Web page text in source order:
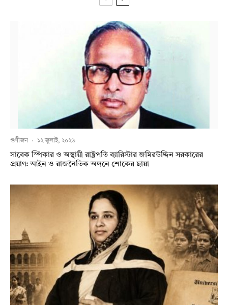
গুণীজন · ১২ জুলাই, ২০২৬
সাবেক স্পিকার ও অস্থায়ী রাষ্ট্রপতি ব্যারিস্টার জমিরউদ্দিন সরকারের
প্রয়াণ: আইন ও রাজনৈতিক অঙ্গনে শোকের ছায়া